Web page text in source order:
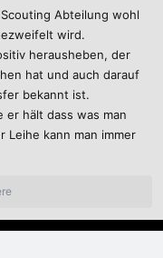
Abteilung wohl
wird.
herausheben, der
hat und auch darauf
bekannt ist.
hält dass was man
Leihe kann man immer